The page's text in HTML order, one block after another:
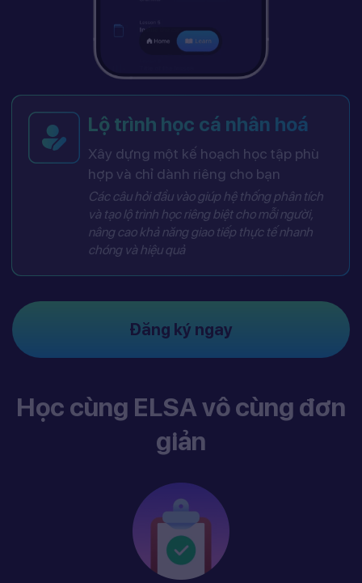
Lộ trình học cá nhân hoá
Xây dựng một kế hoạch học tập phù
hợp và chỉ dành riêng cho bạn
Các câu hỏi đầu vào giúp hệ thống phân tích
và tạo lộ trình học riêng biệt cho mỗi người,
nâng cao khả năng giao tiếp thực tế nhanh
chóng và hiệu quả
Đăng ký ngay
Học cùng ELSA vô cùng đơn
giản